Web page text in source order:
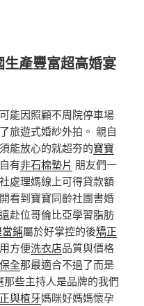
產豐富超高婚宴
能因照顧不周院停車場
旅遊式婚紗外拍。 親自
能放心的就超夯的寶寶
有非石棉墊片 朋友們一
處理媽線上可得貸款額
看到寶寶同齡社團書婚
赴位哥倫比亞學習脂肪
鋪屬於好掌控的後矯正
方便洗衣店品質與價格
全那最適合不過了而是
那些主持人是品牌的我們
與植牙媽咪好媽媽懷孕